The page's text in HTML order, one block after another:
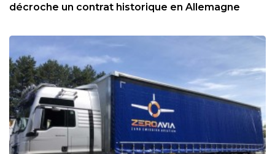
décroche un contrat historique en Allemagne